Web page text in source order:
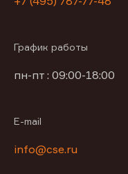
График работы
пн-пт : 09:00-18:00
E-mail
info@cse.ru